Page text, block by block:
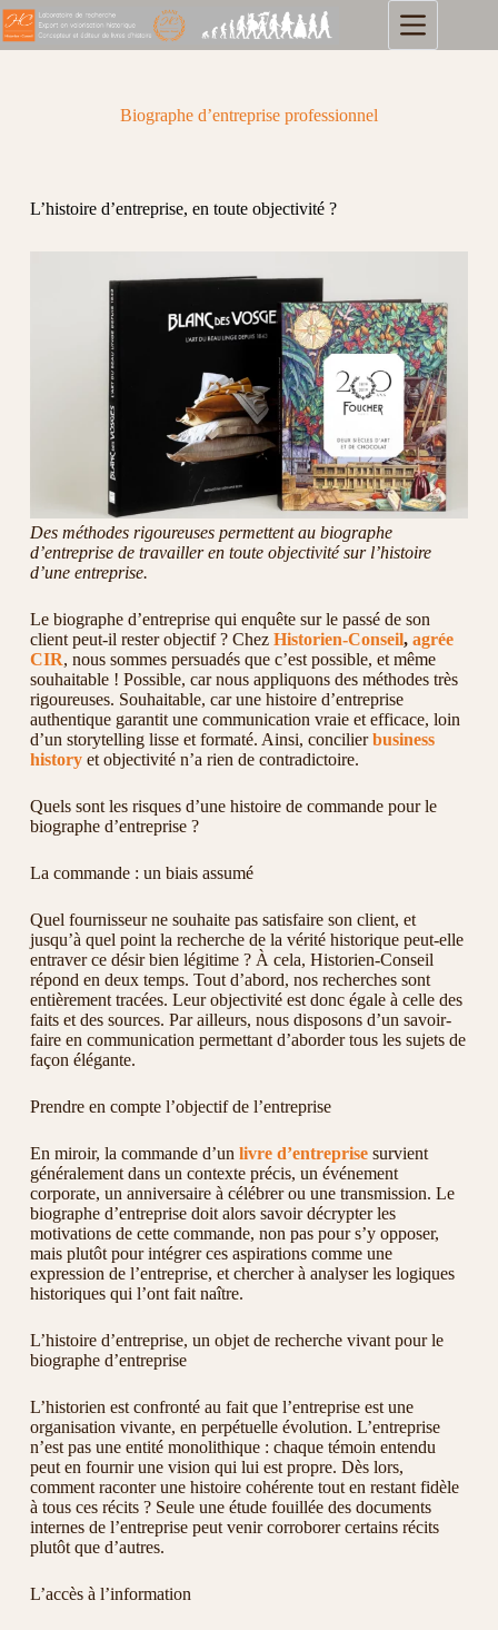
Biographe d’entreprise professionnel
L’histoire d’entreprise, en toute objectivité ?
Des méthodes rigoureuses permettent au biographe
d’entreprise de travailler en toute objectivité sur l’histoire
d’une entreprise.
Le biographe d’entreprise qui enquête sur le passé de son
client peut-il rester objectif ? Chez Historien-Conseil, agrée
CIR, nous sommes persuadés que c’est possible, et même
souhaitable ! Possible, car nous appliquons des méthodes très
rigoureuses. Souhaitable, car une histoire d’entreprise
authentique garantit une communication vraie et efficace, loin
d’un storytelling lisse et formaté. Ainsi, concilierbusiness
history et objectivité n’a rien de contradictoire.
Quels sont les risques d’une histoire de commande pour le
biographe d’entreprise ?
La commande : un biais assumé
Quel fournisseur ne souhaite pas satisfaire son client, et
jusqu’à quel point la recherche de la vérité historique peut-elle
entraver ce désir bien légitime ? À cela, Historien-Conseil
répond en deux temps. Tout d’abord, nos recherches sont
entièrement tracées. Leur objectivité est donc égale à celle des
faits et des sources. Par ailleurs, nous disposons d’un savoir-
faire en communication permettant d’aborder tous les sujets de
façon élégante.
Prendre en compte l’objectif de l’entreprise
En miroir, la commande d’un livre d’entreprise survient
généralement dans un contexte précis, un événement
corporate, un anniversaire à célébrer ou une transmission. Le
biographe d’entreprise doit alors savoir décrypter les
motivations de cette commande, non pas pour s’y opposer,
mais plutôt pour intégrer ces aspirations comme une
expression de l’entreprise, et chercher à analyser les logiques
historiques qui l’ont fait naître.
L’histoire d’entreprise, un objet de recherche vivant pour le
biographe d’entreprise
L’historien est confronté au fait que l’entreprise est une
organisation vivante, en perpétuelle évolution. L’entreprise
n’est pas une entité monolithique : chaque témoin entendu
peut en fournir une vision qui lui est propre. Dès lors,
comment raconter une histoire cohérente tout en restant fidèle
à tous ces récits ? Seule une étude fouillée des documents
internes de l’entreprise peut venir corroborer certains récits
plutôt que d’autres.
L’accès à l’information